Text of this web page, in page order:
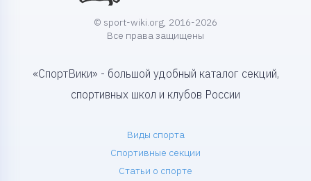
© sport-wiki.org, 2016-2026
Все права защищены
«СпортВики» - большой удобный каталог секций,
спортивных школ и клубов России
Виды спорта
Спортивные секции
Статьи о спорте